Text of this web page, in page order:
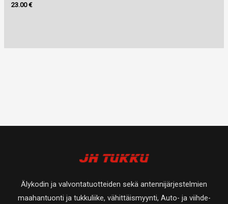
23.00€
Älykodin ja valvontatuotteiden sekä antennijärjestelmien
maahantuonti ja tukkuliike, vähittäismyynti, Auto- ja viihde-